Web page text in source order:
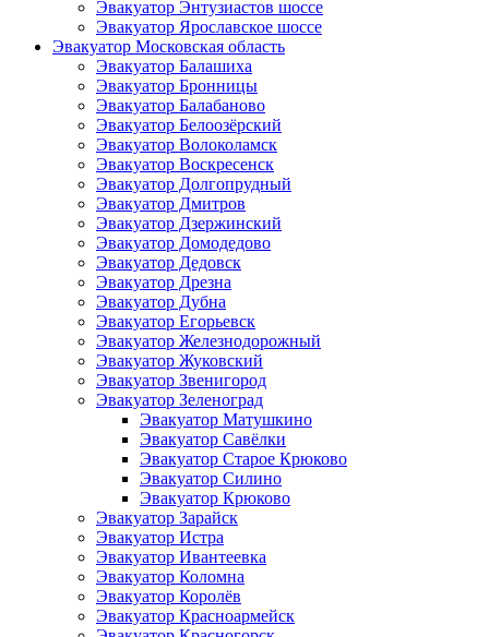
Эвакуатор Энтузиастов шоссе
Эвакуатор Ярославское шоссе
Эвакуатор Московская область
Эвакуатор Балашиха
Эвакуатор Бронницы
Эвакуатор Балабаново
Эвакуатор Белоозёрский
Эвакуатор Волоколамск
Эвакуатор Воскресенск
Эвакуатор Долгопрудный
Эвакуатор Дмитров
Эвакуатор Дзержинский
Эвакуатор Домодедово
Эвакуатор Дедовск
Эвакуатор Дрезна
Эвакуатор Дубна
Эвакуатор Егорьевск
Эвакуатор Железнодорожный
Эвакуатор Жуковский
Эвакуатор Звенигород
Эвакуатор Зеленоград
Эвакуатор Матушкино
Эвакуатор Савёлки
Эвакуатор Старое Крюково
Эвакуатор Силино
Эвакуатор Крюково
Эвакуатор Зарайск
Эвакуатор Истра
Эвакуатор Ивантеевка
Эвакуатор Коломна
Эвакуатор Королёв
Эвакуатор Красноармейск